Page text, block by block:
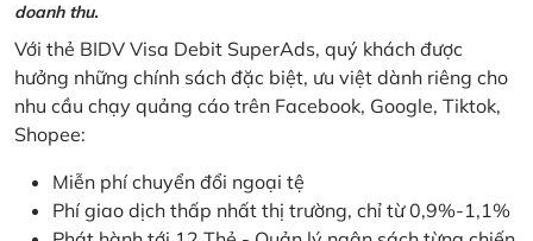
doanh thu.
Với thẻ BIDV Visa Debit SuperAds, quý khách được
hưởng những chính sách đặc biệt, ưu việt dành riêng cho
nhu cầu chạy quảng cáo trên Facebook, Google, Tiktok,
Shopee:
Miễn phí chuyển đổi ngoại tệ
Phí giao dịch thấp nhất thị trường, chỉ từ 0,9%-1,1%